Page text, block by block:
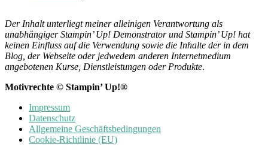
Der Inhalt unterliegt meiner alleinigen Verantwortung als
unabhängiger Stampin’ Up! Demonstrator und Stampin’ Up! hat
keinen Einfluss auf die Verwendung sowie die Inhalte der in dem
Blog, der Webseite oder jedwedem anderen Internetmedium
angebotenen Kurse, Dienstleistungen oder Produkte.
Motivrechte © Stampin’ Up!®
Impressum
Datenschutz
Allgemeine Geschäftsbedingungen
Cookie-Richtlinie (EU)